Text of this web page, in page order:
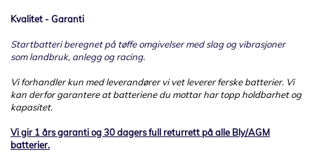
Kvalitet - Garanti
Startbatteri beregnet på tøffe omgivelser med slag og vibrasjoner
som landbruk, anlegg og racing.
Vi forhandler kun med leverandører vi vet leverer ferske batterier. Vi
kan derfor garantere at batteriene du mottar har topp holdbarhet og
kapasitet.
Vi gir 1 års garanti og 30 dagers full returrett på alle Bly/AGM
batterier.